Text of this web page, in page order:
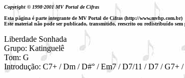
Copyright © 1998-2001 MV Portal de Cifras
Esta página é parte integrante de MV Portal de Cifras (http://www.mvhp.com.br)
Este material não pode ser publicado, transmitido, reescrito ou redistribuído sem
Liberdade Sonhada
Grupo: Katinguelê
Tom: G
Introdução: C7+ / Dm / D#° / Em7 / D7/11 / D7 / G7+